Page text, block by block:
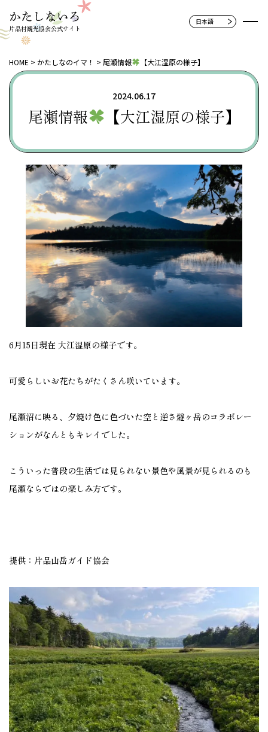
片品村観光協会公式サイト
HOME かたしなのイマ！ 尾瀬情報 【大江湿原の様子】
2024.06.17
尾瀬情報 【大江湿原の様子】
6月15日現在 大江湿原の様子です。
可愛らしいお花たちがたくさん咲いています。
尾瀬沼に映る、夕焼け色に色づいた空と逆さ燧ヶ岳のコラボレー
ションがなんともキレイでした。
こういった普段の生活では見られない景色や風景が見られるのも
尾瀬ならではの楽しみ方です。
提供：片品山岳ガイド協会